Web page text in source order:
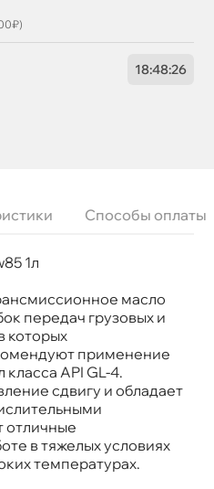
18:48:26
Способы оплаты
1л
масло
передач грузовых и
которых
применение
API GL-4.
сдвигу и обладает
отличные
в тяжелых условиях
температурах.
L2717AL1R1